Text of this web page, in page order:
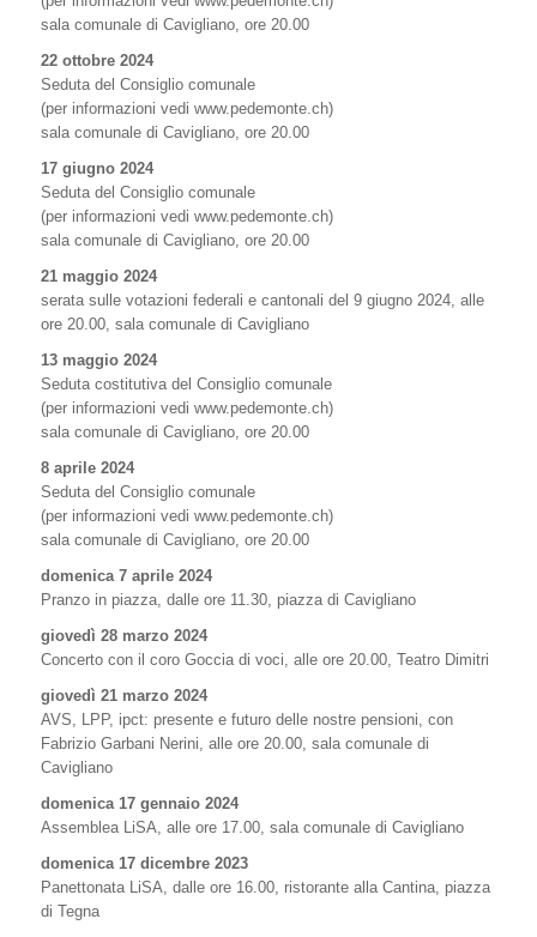
sala comunale di Cavigliano, ore 20.00
22 ottobre 2024
Seduta del Consiglio comunale
(per informazioni vedi www.pedemonte.ch)
sala comunale di Cavigliano, ore 20.00
17 giugno 2024
Seduta del Consiglio comunale
(per informazioni vedi www.pedemonte.ch)
sala comunale di Cavigliano, ore 20.00
21 maggio 2024
serata sulle votazioni federali e cantonali del 9 giugno 2024, alle
ore 20.00, sala comunale di Cavigliano
13 maggio 2024
Seduta costitutiva del Consiglio comunale
(per informazioni vedi www.pedemonte.ch)
sala comunale di Cavigliano, ore 20.00
8 aprile 2024
Seduta del Consiglio comunale
(per informazioni vedi www.pedemonte.ch)
sala comunale di Cavigliano, ore 20.00
domenica 7 aprile 2024
Pranzo in piazza, dalle ore 11.30, piazza di Cavigliano
giovedì 28 marzo 2024
Concerto con il coro Goccia di voci, alle ore 20.00, Teatro Dimitri
giovedì 21 marzo 2024
AVS, LPP, ipct: presente e futuro delle nostre pensioni, con
Fabrizio Garbani Nerini, alle ore 20.00, sala comunale di
Cavigliano
domenica 17 gennaio 2024
Assemblea LiSA, alle ore 17.00, sala comunale di Cavigliano
domenica 17 dicembre 2023
Panettonata LiSA, dalle ore 16.00, ristorante alla Cantina, piazza
di Tegna